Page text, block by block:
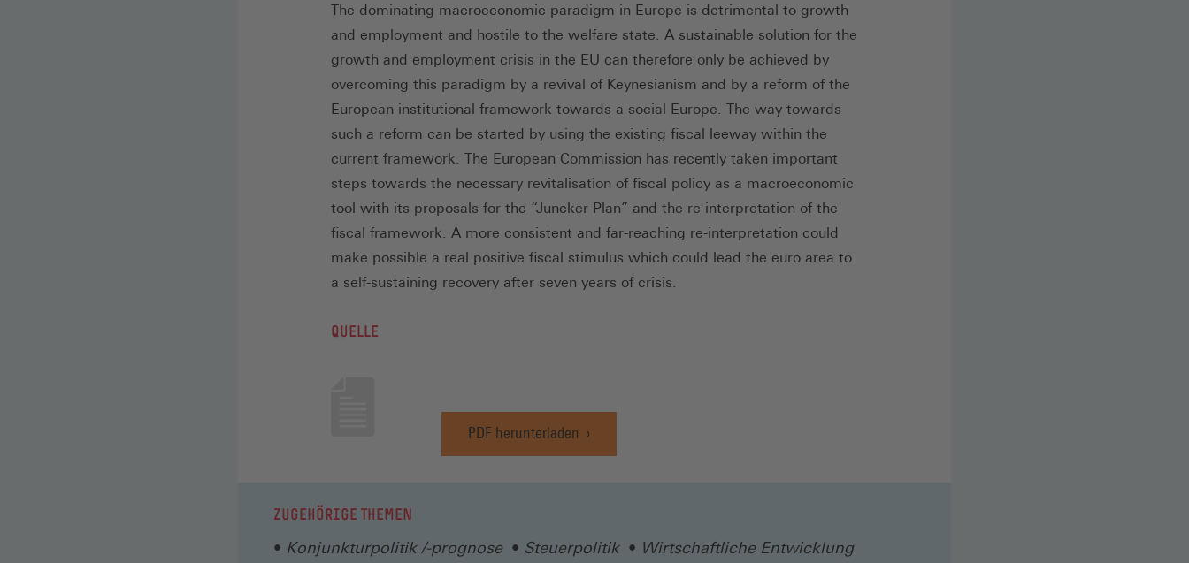
The dominating macroeconomic paradigm in Europe is detrimental to growth
and employment and hostile to the welfare state. A sustainable solution for the
growth and employment crisis in the EU can therefore only be achieved by
overcoming this paradigm by a revival of Keynesianism and by a reform of the
European institutional framework towards a social Europe. The way towards
such a reform can be started by using the existing fiscal leeway within the
current framework. The European Commission has recently taken important
steps towards the necessary revitalisation of fiscal policy as a macroeconomic
tool with its proposals for the “Juncker-Plan” and the re-interpretation of the
fiscal framework. A more consistent and far-reaching re-interpretation could
make possible a real positive fiscal stimulus which could lead the euro area to
a self-sustaining recovery after seven years of crisis.
QUELLE
PDF herunterladen
(Öffnet
in
ZUGEHÖRIGE THEMEN
Konjunkturpolitik /-prognose Steuerpolitik Wirtschaftliche Entwicklung